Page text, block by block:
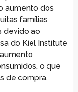
aumento dos
famílias
devido ao
do Kiel Institute
o que
de compra.